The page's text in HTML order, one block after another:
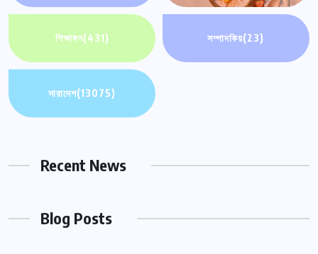
শিক্ষাঙ্গন(431) সম্পাদকিয়(23)
সারাদেশ(13075)
Recent News
Blog Posts